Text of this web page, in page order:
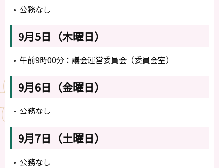
公務なし
9月5日（木曜日）
午前9時00分：議会運営委員会（委員会室）
9月6日（金曜日）
公務なし
9月7日（土曜日）
公務なし